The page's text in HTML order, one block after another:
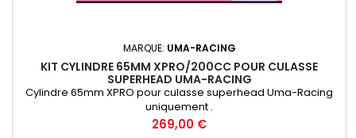
MARQUE: UMA-RACING
KIT CYLINDRE 65MM XPRO/200CC POUR CULASSE
SUPERHEAD UMA-RACING
Cylindre 65mm XPRO pour culasse superhead Uma-Racing
uniquement .
Prix
269,00 €